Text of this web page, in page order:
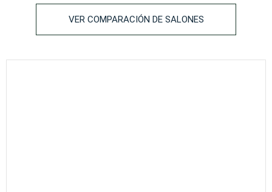
VER COMPARACIÓN DE SALONES